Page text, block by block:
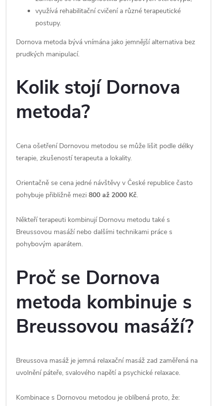
využívá rehabilitační cvičení a různé terapeutické
postupy.
Dornova metoda bývá vnímána jako jemnější alternativa bez
prudkých manipulací.
Kolik stojí Dornova
metoda?
Cena ošetření Dornovou metodou se může lišit podle délky
terapie, zkušeností terapeuta a lokality.
Orientačně se cena jedné návštěvy v České republice často
pohybuje přibližně mezi 800 až 2000 Kč.
Někteří terapeuti kombinují Dornovu metodu také s
Breussovou masáží nebo dalšími technikami práce s
pohybovým aparátem.
Proč se Dornova
metoda kombinuje s
Breussovou masáží?
Breussova masáž je jemná relaxační masáž zad zaměřená na
uvolnění páteře, svalového napětí a psychické relaxace.
Kombinace s Dornovou metodou je oblíbená proto, že: